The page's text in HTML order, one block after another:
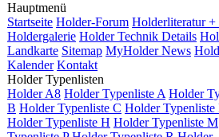
Hauptmenü
Startseite Holder-Forum Holderliteratur +
Holdergalerie Holder Technik Details
Landkarte Sitemap MyHolder News
Kalender Kontakt
Holder Typenlisten
Holder A8 Holder Typenliste A Holder
B Holder Typenliste C Holder Typenliste
Holder Typenliste H Holder Typenliste M